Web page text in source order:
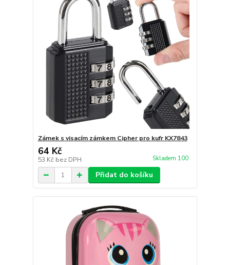
Zámek s visacím zámkem Cipher pro kufr KX7843
64 Kč
53 Kč bez DPH Skladem 100
Přidat do košíku